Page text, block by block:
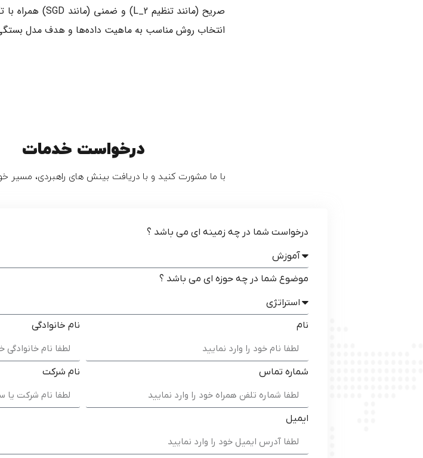
صریح (مانند تنظیمL_2
انتخاب روش مناسب به ماهیت داده‌ها و هدف مدل بستگی
درخواست خدمات
با ما مشورت کنید و با دریافت بینش های راهبردی، مسیر
درخواست شما در چه زمینه ای می باشد ؟
موضوع شما در چه حوزه ای می باشد ؟
نام نام خانوادگی
شماره تماس نام شرکت
ایمیل